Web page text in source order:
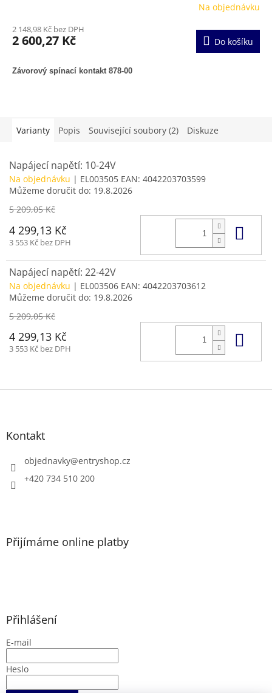
Na objednávku
2 148,98 Kč bez DPH
2 600,27 Kč Do košíku
Závorový spínací kontakt 878-00
Varianty Popis Související soubory (2) Diskuze
Napájecí napětí: 10-24V
Na objednávku | EL003505 EAN: 4042203703599
Můžeme doručit do: 19.8.2026
5 209,05 Kč
4 299,13 Kč
3 553 Kč bez DPH
Napájecí napětí: 22-42V
Na objednávku | EL003506 EAN: 4042203703612
Můžeme doručit do: 19.8.2026
5 209,05 Kč
4 299,13 Kč
3 553 Kč bez DPH
Z
Kontakt
objednavky@entryshop.cz
+420 734 510 200
Přijímáme online platby
Přihlášení
E-mail
Heslo